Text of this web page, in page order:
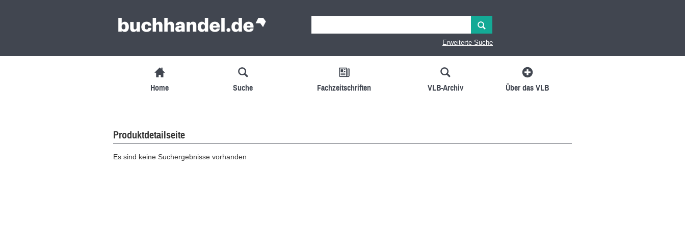
Erweiterte Suche
Home Suche Fachzeitschriften VLB-Archiv Über das VLB
Produktdetailseite
Es sind keine Suchergebnisse vorhanden